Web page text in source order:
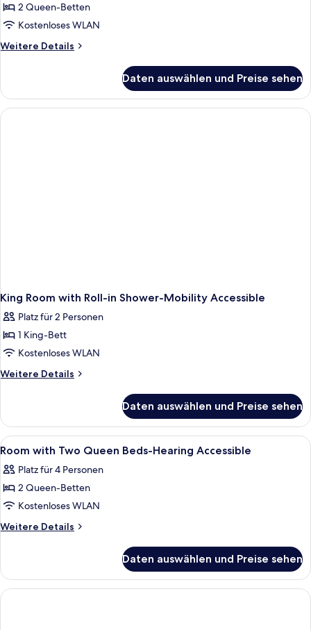
2 Queen-Betten
Kostenloses WLAN
Weitere Details
Weitere
2 Queen-
Betten,
barrierefrei
Daten auswählen und Preise sehen
King Room with Roll-in Shower-Mobility Accessible
Platz für 2 Personen
1 King-Bett
Kostenloses WLAN
Weitere Details
Weitere
Room
with
Roll-
Shower-
Mobility
Daten auswählen und Preise sehen
Alle
Fotos
für
Room
with
Two
Hearing
Accessible
anzeigen
Schallisolierte Zimmer, Bügeleisen/
1
Room with Two Queen Beds-Hearing Accessible
Platz für 4 Personen
2 Queen-Betten
Kostenloses WLAN
Weitere Details
Weitere
with
Two
Queen
Daten auswählen und Preise sehen